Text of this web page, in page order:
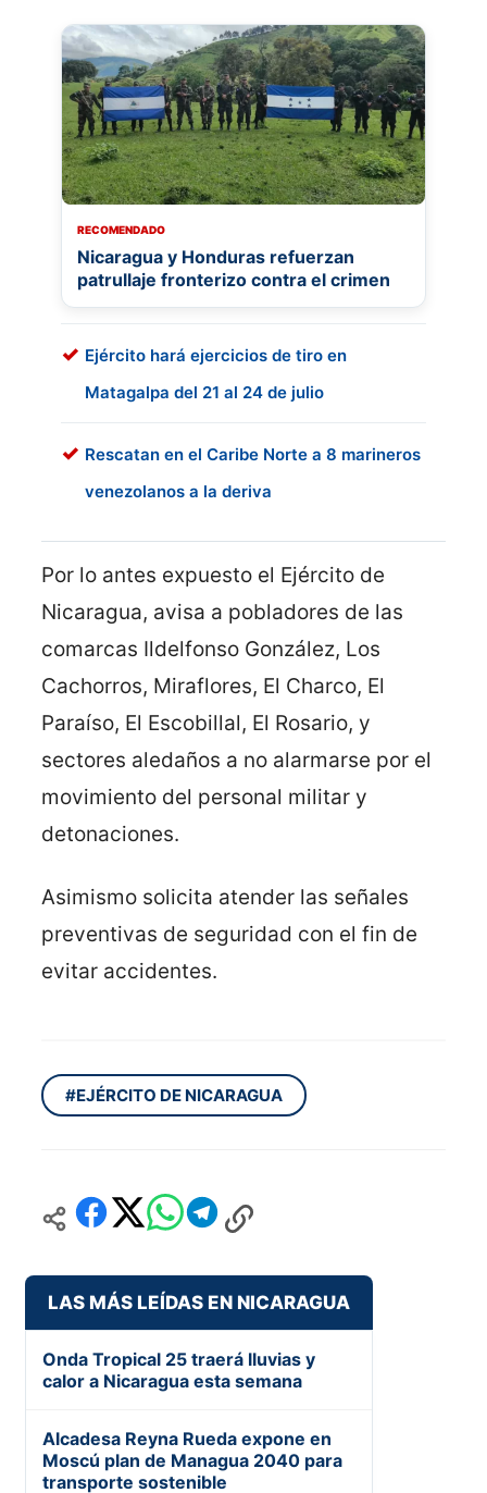
RECOMENDADO
Nicaragua y Honduras refuerzan
patrullaje fronterizo contra el crimen
Ejército hará ejercicios de tiro en
Matagalpa del 21 al 24 de julio
Rescatan en el Caribe Norte a 8 marineros
venezolanos a la deriva
Por lo antes expuesto el Ejército de
Nicaragua, avisa a pobladores de las
comarcas Ildelfonso González, Los
Cachorros, Miraflores, El Charco, El
Paraíso, El Escobillal, El Rosario, y
sectores aledaños a no alarmarse por el
movimiento del personal militar y
detonaciones.
Asimismo solicita atender las señales
preventivas de seguridad con el fin de
evitar accidentes.
#EJÉRCITO DE NICARAGUA
LAS MÁS LEÍDAS EN NICARAGUA
Onda Tropical 25 traerá lluvias y
calor a Nicaragua esta semana
Alcadesa Reyna Rueda expone en
Moscú plan de Managua 2040 para
transporte sostenible